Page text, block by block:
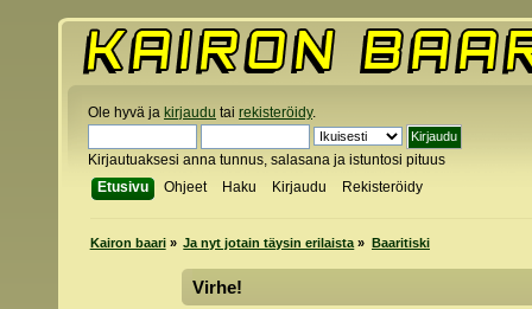
Ole hyvä ja kirjaudu tai rekisteröidy.
Kirjautuaksesi anna tunnus, salasana ja istuntosi pituus
Etusivu
Ohjeet Haku Kirjaudu Rekisteröidy
Kairon baari» Ja nyt jotain täysin erilaista » Baaritiski
Virhe!